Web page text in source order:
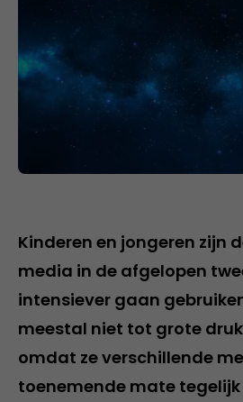
Kinderen en jongeren zijn
media in de afgelopen
intensiever gaan
meestal niet tot grote
omdat ze verschillende
toenemende mate tegelijk